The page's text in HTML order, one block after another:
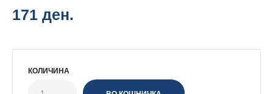
171 ден.
КОЛИЧИНА